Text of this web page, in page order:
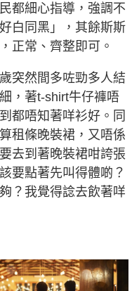
都細心指導，強調不
白同黑」，其餘斯斯
正常、齊整即可。
突然間多咗勁多人結
，著t-shirt牛仔褲唔
都唔知著咩衫好。同
租條晚裝裙，又唔係
去到著晚裝裙咁誇張
要點著先叫得體啲？
？我覺得諗去飲著咩